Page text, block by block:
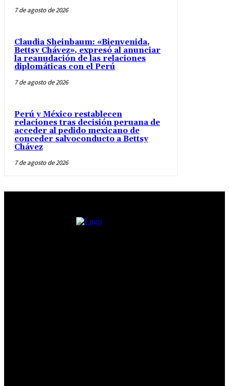
7 de agosto de 2026
Claudia Sheinbaum: «Bienvenida,
Bettsy Chávez», expresó al anunciar
la reanudación de las relaciones
diplomáticas con el Perú
7 de agosto de 2026
Perú y México restablecen
relaciones tras decisión peruana de
acceder al pedido mexicano de
conceder salvoconducto a Bettsy
Chávez
7 de agosto de 2026